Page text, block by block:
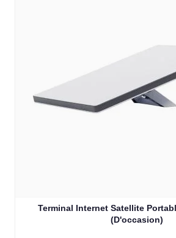
Terminal Internet Satellite
(D'occasion)